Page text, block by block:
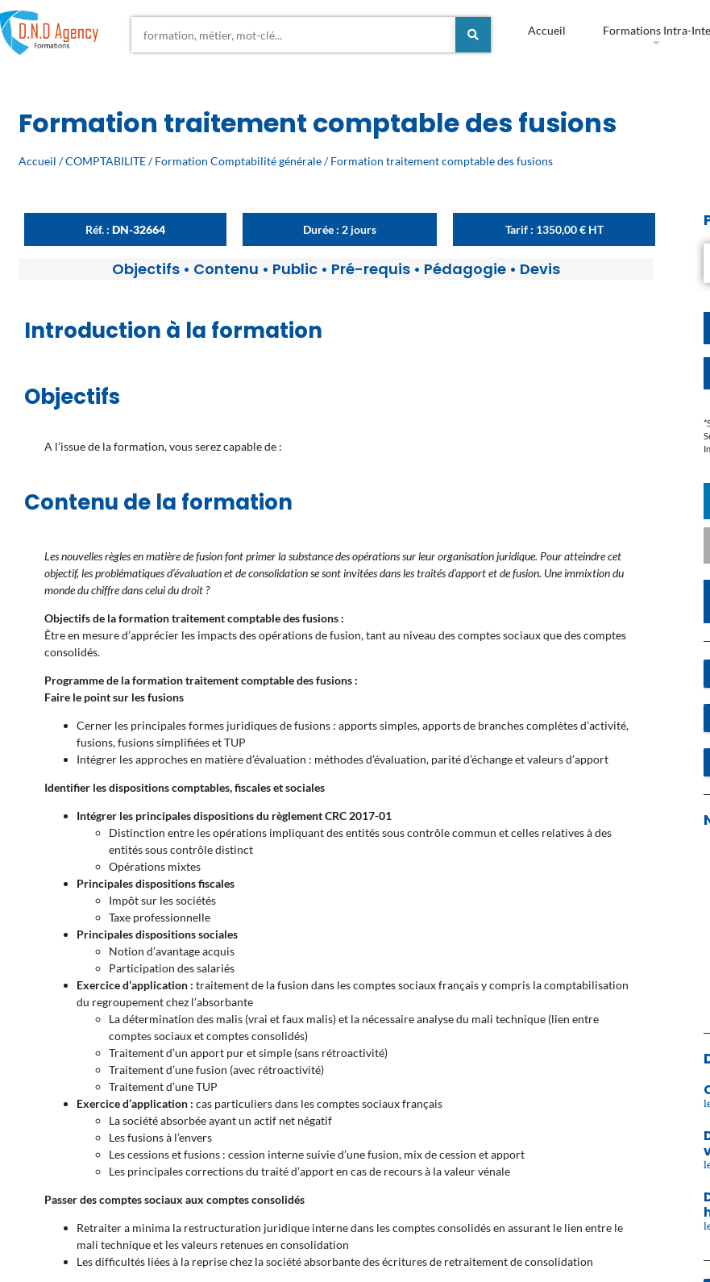
Accueil Formations Intra-
Formation traitement comptable des fusions
Accueil /COMPTABILITE/Formation Comptabilité générale/ Formation traitement comptable des fusions
Réf. :DN-32664 Durée : 2 jours Tarif : 1350,00€HT
Objectifs• Contenu • Public• Pré-requis• Pédagogie• Devis
Introduction à la formation
Objectifs
A l’issue de la formation, vous serez capable de :
Contenu de la formation
Les nouvelles règles en matière de fusion font primer la substance des opérations sur leur organisation juridique. Pour atteindre cet
objectif, les problématiques d’évaluation et de consolidation se sont invitées dans les traités d’apport et de fusion. Une immixtion du
monde du chiffre dans celui du droit ?
Objectifs de la formation traitement comptable des fusions :
Être en mesure d’apprécier les impacts des opérations de fusion, tant au niveau des comptes sociaux que des comptes
consolidés.
Programme de la formation traitement comptable des fusions :
Faire le point sur les fusions
Cerner les principales formes juridiques de fusions : apports simples, apports de branches complètes d’activité,
fusions, fusions simplifiées et TUP
Intégrer les approches en matière d’évaluation : méthodes d’évaluation, parité d’échange et valeurs d’apport
Identifier les dispositions comptables, fiscales et sociales
Intégrer les principales dispositions du règlement CRC 2017-01
Distinction entre les opérations impliquant des entités sous contrôle commun et celles relatives à des
entités sous contrôle distinct
Opérations mixtes
Principales dispositions fiscales
Impôt sur les sociétés
Taxe professionnelle
Principales dispositions sociales
Notion d’avantage acquis
Participation des salariés
Exercice d’application : traitement de la fusion dans les comptes sociaux français y compris la comptabilisation
du regroupement chez l’absorbante
La détermination des malis (vrai et faux malis) et la nécessaire analyse du mali technique (lien entre
comptes sociaux et comptes consolidés)
Traitement d’un apport pur et simple (sans rétroactivité)
Traitement d’une fusion (avec rétroactivité)
Traitement d’une TUP
Exercice d’application : cas particuliers dans les comptes sociaux français
La société absorbée ayant un actif net négatif
Les fusions à l’envers
Les cessions et fusions : cession interne suivie d’une fusion, mix de cession et apport
Les principales corrections du traité d’apport en cas de recours à la valeur vénale
Passer des comptes sociaux aux comptes consolidés
Retraiter a minima la restructuration juridique interne dans les comptes consolidés en assurant le lien entre le
mali technique et les valeurs retenues en consolidation
Les difficultés liées à la reprise chez la société absorbante des écritures de retraitement de consolidation